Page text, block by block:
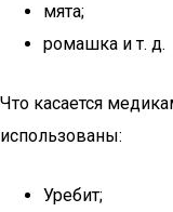
мята;
ромашка и т. д.
Что касается
использованы:
Уребит;